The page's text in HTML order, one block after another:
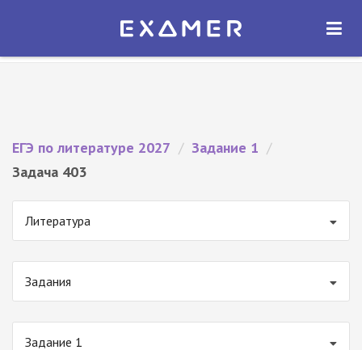
Экзамер — ЕГЭ 2027
ОТКРЫТЬ
ЕГЭ по литературе 2027 / Задание 1 /
Задача 403
Литература
Задания
Задание 1